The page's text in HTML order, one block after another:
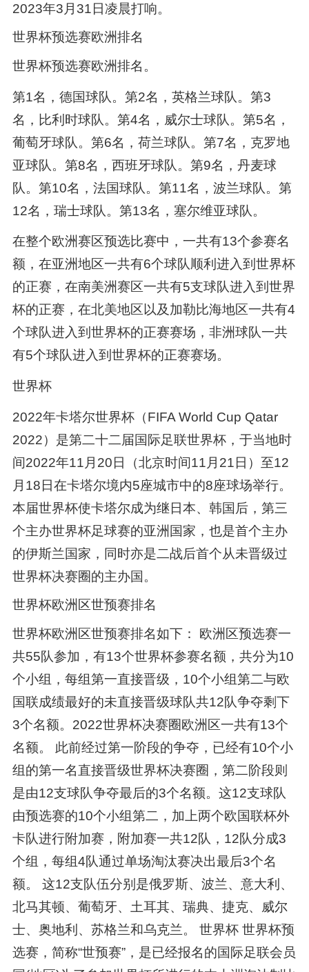
2023年3月31日凌晨打响。
世界杯预选赛欧洲排名
世界杯预选赛欧洲排名。
第1名，德国球队。第2名，英格兰球队。第3
名，比利时球队。第4名，威尔士球队。第5名，
葡萄牙球队。第6名，荷兰球队。第7名，克罗地
亚球队。第8名，西班牙球队。第9名，丹麦球
队。第10名，法国球队。第11名，波兰球队。第
12名，瑞士球队。第13名，塞尔维亚球队。
在整个欧洲赛区预选比赛中，一共有13个参赛名
额，在亚洲地区一共有6个球队顺利进入到世界杯
的正赛，在南美洲赛区一共有5支球队进入到世界
杯的正赛，在北美地区以及加勒比海地区一共有4
个球队进入到世界杯的正赛赛场，非洲球队一共
有5个球队进入到世界杯的正赛赛场。
世界杯
2022年卡塔尔世界杯（FIFA World Cup Qatar
2022）是第二十二届国际足联世界杯，于当地时
间2022年11月20日（北京时间11月21日）至12
月18日在卡塔尔境内5座城市中的8座球场举行。
本届世界杯使卡塔尔成为继日本、韩国后，第三
个主办世界杯足球赛的亚洲国家，也是首个主办
的伊斯兰国家，同时亦是二战后首个从未晋级过
世界杯决赛圈的主办国。
世界杯欧洲区世预赛排名
世界杯欧洲区世预赛排名如下： 欧洲区预选赛一
共55队参加，有13个世界杯参赛名额，共分为10
个小组，每组第一直接晋级，10个小组第二与欧
国联成绩最好的未直接晋级球队共12队争夺剩下
3个名额。2022世界杯决赛圈欧洲区一共有13个
名额。 此前经过第一阶段的争夺，已经有10个小
组的第一名直接晋级世界杯决赛圈，第二阶段则
是由12支球队争夺最后的3个名额。这12支球队
由预选赛的10个小组第二，加上两个欧国联杯外
卡队进行附加赛，附加赛一共12队，12队分成3
个组，每组4队通过单场淘汰赛决出最后3个名
额。 这12支队伍分别是俄罗斯、波兰、意大利、
北马其顿、葡萄牙、土耳其、瑞典、捷克、威尔
士、奥地利、苏格兰和乌克兰。 世界杯 世界杯预
选赛，简称“世预赛”，是已经报名的国际足联会员